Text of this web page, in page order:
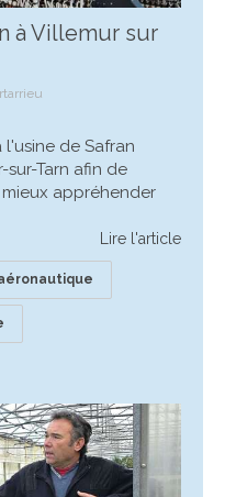
à Villemur sur
de Safran
sur-Tarn afin de
appréhender
Lire l'article